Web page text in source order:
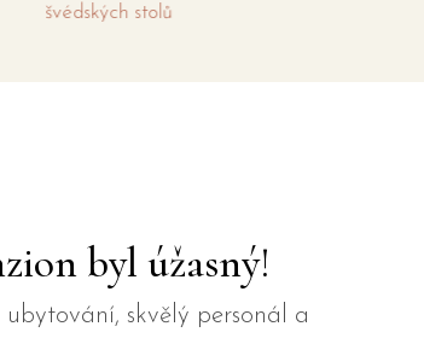
stolů
byl úžasný!
ubytování, skvělý personál a